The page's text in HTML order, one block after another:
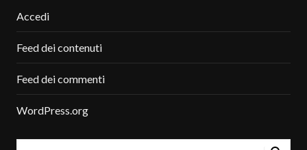
Accedi
Feed dei contenuti
Feed dei commenti
WordPress.org